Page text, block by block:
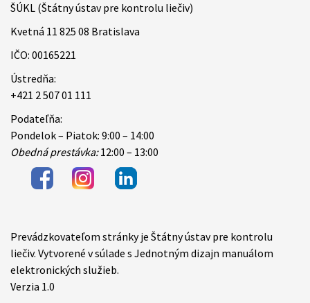
ŠÚKL (Štátny ústav pre kontrolu liečiv)
Kvetná 11 825 08 Bratislava
IČO: 00165221
Ústredňa:
+421 2 507 01 111
Podateľňa:
Pondelok – Piatok: 9:00 – 14:00
Obedná prestávka:12:00 – 13:00
Items
Prevádzkovateľom stránky je Štátny ústav pre kontrolu
liečiv. Vytvorené v súlade s Jednotným dizajn manuálom
elektronických služieb.
Verzia 1.0